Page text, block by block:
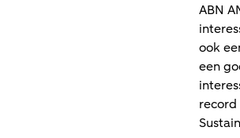
ABN
ook
een
record